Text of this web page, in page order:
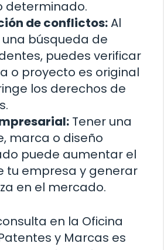
determinado.
de conflictos:Al
una búsqueda de
puedes verificar
o proyecto es original
los derechos de
Tener una
marca o diseño
puede aumentar el
tu empresa y generar
en el mercado.
en la Oficina
y Marcas es